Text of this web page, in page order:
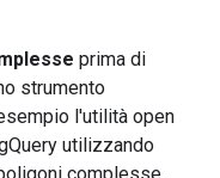
prima di
strumento
l'utilità open
utilizzando